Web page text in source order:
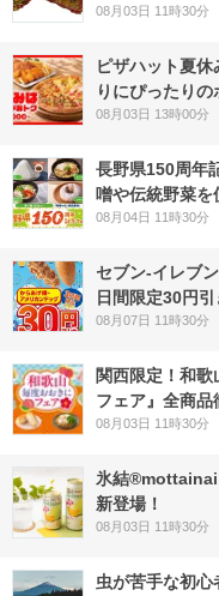
08月03日 11時30分
ピザハット夏
りにぴったり
08月03日 13時00分
長野県150周年
噌や伝統野菜
08月04日 11時30分
セブン‐イレブ
日間限定30円
08月07日 11時30分
関西限定！和
フェア』全商品
08月03日 11時30分
氷結®mottainai
新登場！
08月03日 11時30分
虫が苦手な初